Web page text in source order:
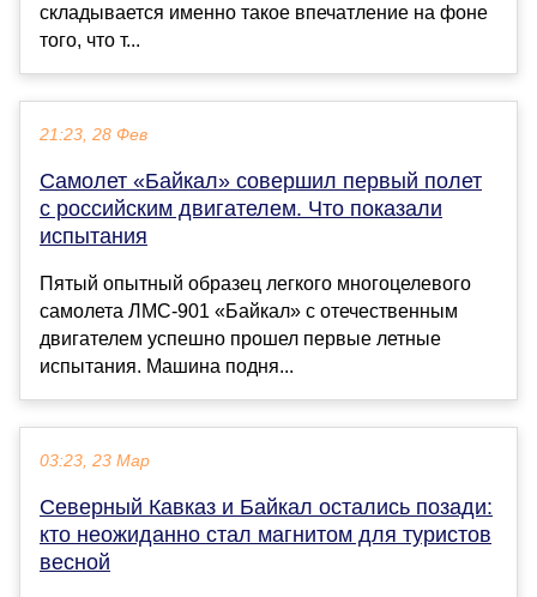
складывается именно такое впечатление на фоне
того, что т...
21:23, 28 Фев
Самолет «Байкал» совершил первый полет
с российским двигателем. Что показали
испытания
Пятый опытный образец легкого многоцелевого
самолета ЛМС-901 «Байкал» с отечественным
двигателем успешно прошел первые летные
испытания. Машина подня...
03:23, 23 Мар
Северный Кавказ и Байкал остались позади:
кто неожиданно стал магнитом для туристов
весной